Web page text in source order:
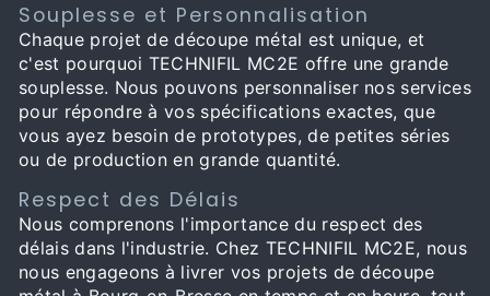
Souplesse et Personnalisation
Chaque projet de découpe métal est unique, et
c'est pourquoi TECHNIFIL MC2E offre une grande
souplesse. Nous pouvons personnaliser nos services
pour répondre à vos spécifications exactes, que
vous ayez besoin de prototypes, de petites séries
ou de production en grande quantité.
Respect des Délais
Nous comprenons l'importance du respect des
délais dans l'industrie. Chez TECHNIFIL MC2E, nous
nous engageons à livrer vos projets de découpe